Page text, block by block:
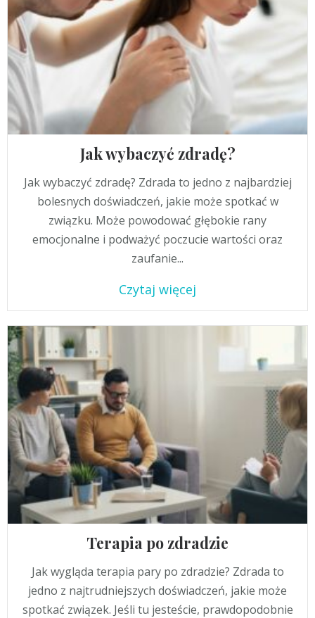
Jak wybaczyć zdradę?
Jak wybaczyć zdradę? Zdrada to jedno z najbardziej
bolesnych doświadczeń, jakie może spotkać w
związku. Może powodować głębokie rany
emocjonalne i podważyć poczucie wartości oraz
zaufanie...
Czytaj więcej
Terapia po zdradzie
Jak wygląda terapia pary po zdradzie? Zdrada to
jedno z najtrudniejszych doświadczeń, jakie może
spotkać związek. Jeśli tu jesteście, prawdopodobnie